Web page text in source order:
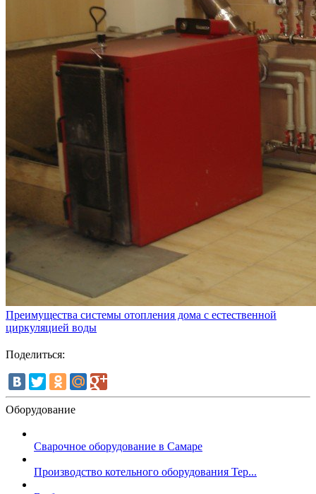
Преимущества системы отопления дома с естественной
циркуляцией воды
Поделиться:
Оборудование
Сварочное оборудование в Самаре
Производство котельного оборудования Тер...